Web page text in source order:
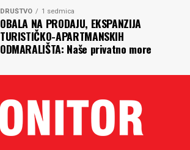
DRUŠTVO 1 sedmica
OBALA NA PRODAJU, EKSPANZIJA
TURISTIČKO-APARTMANSKIH
ODMARALIŠTA: Naše privatno more